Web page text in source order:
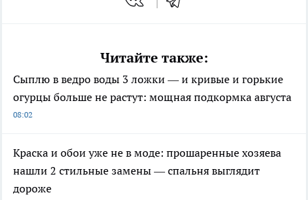
Читайте также:
Сыплю в ведро воды 3 ложки — и кривые и горькие
огурцы больше не растут: мощная подкормка августа
08:02
Краска и обои уже не в моде: прошаренные хозяева
нашли 2 стильные замены — спальня выглядит
дороже